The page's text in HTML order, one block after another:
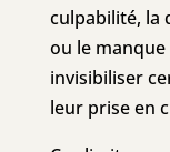
culpabilité, la
ou le
invisibiliser
leur prise en